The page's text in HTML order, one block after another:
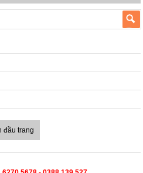
đầu trang